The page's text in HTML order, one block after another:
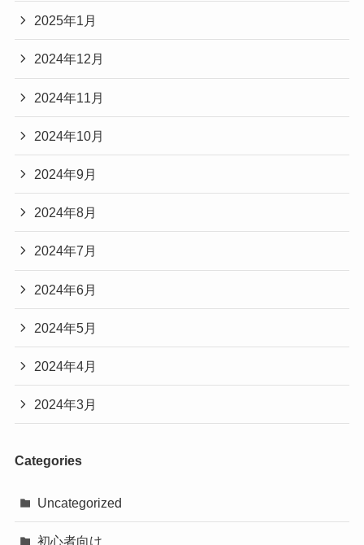
2025年1月
2024年12月
2024年11月
2024年10月
2024年9月
2024年8月
2024年7月
2024年6月
2024年5月
2024年4月
2024年3月
Categories
Uncategorized
初心者向け